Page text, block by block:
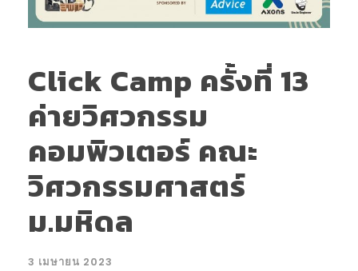
Click Camp ครั้งที่ 13
ค่ายวิศวกรรม
คอมพิวเตอร์ คณะ
วิศวกรรมศาสตร์
ม.มหิดล
3 เมษายน 2023